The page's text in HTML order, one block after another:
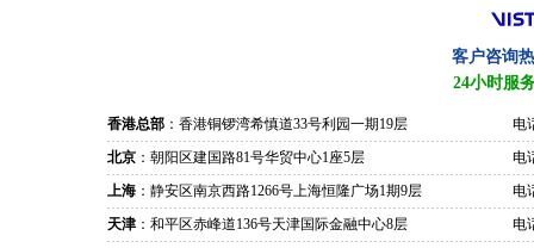
客户咨询
24小时服
香港总部 ：香港铜锣湾希慎道33号利园一期19层
电
北京 ：朝阳区建国路81号华贸中心1座5层
电
上海 ：静安区南京西路1266号上海恒隆广场1期9层
电
天津 ：和平区赤峰道136号天津国际金融中心8层
电